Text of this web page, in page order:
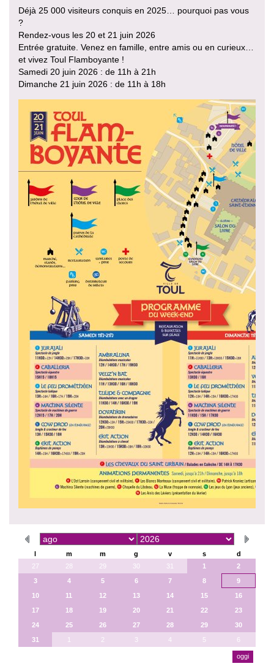
Déjà 25 000 visiteurs conquis en 2025… pourquoi pas vous
?
Rendez-vous les 20 et 21 juin 2026
Entrée gratuite. Venez en famille, entre amis ou en curieux…
et vivez Toul Flamboyante !
Samedi 20 juin 2026 : de 11h à 21h
Dimanche 21 juin 2026 : de 11h à 18h
m m g v s
d
27
28 29 30 31 1
2
3
4 5 6 7 8
9
10
11 12 13 14 15
16
17
18 19 20 21 22
23
24
25 26 27 28 29
30
31
2 3 4 5 6
oggi